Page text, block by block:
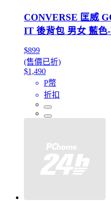
CONVERSE 匡威
IT 後背包 男女 藍色
$899
(售價已折)
$1,490
P幣
折扣